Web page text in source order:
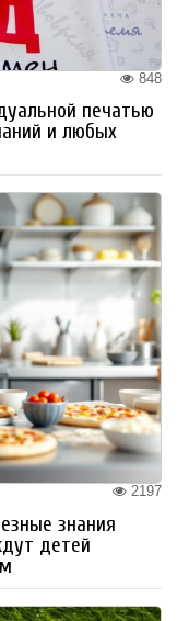
848
печатью
и любых
2197
знания
детей